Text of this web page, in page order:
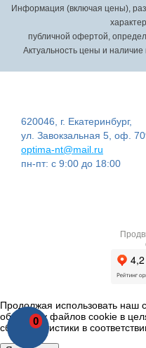
0
Информация (включая цены),
публичной офертой,
Актуальность цены и
620046, г. Екатеринбург,
ул. Завокзальная 5, оф.
optima-nt@mail.ru
пн-пт: с 9:00 до 18:00
Продолжая использовать наш
обработку файлов cookie в
сбора статистики в